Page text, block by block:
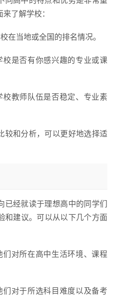
了解学校：
在当地或全国的排名情况。
是否有你感兴趣的专业或课
教师队伍是否稳定、专业素
较和分析，可以更好地选择适
已经就读于理想高中的同学们
和建议。可以从以下几个方面
对所在高中生活环境、课程
对于所选科目难度以及备考